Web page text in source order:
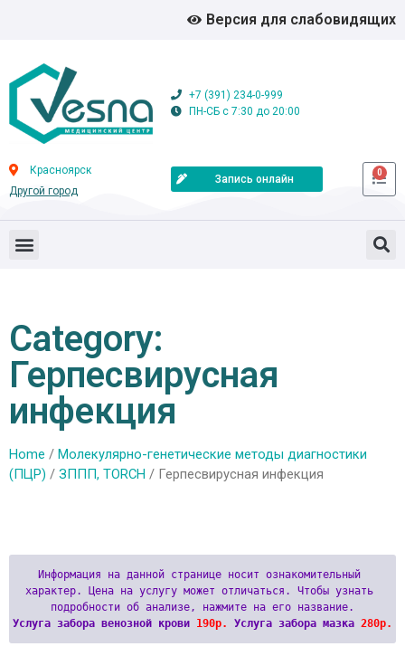
Версия для слабовидящих
+7 (391) 234-0-999
ПН-СБ с 7:30 до 20:00
Красноярск
Другой город
Запись онлайн
0
Category:
Герпесвирусная
инфекция
Home / Молекулярно-генетические методы диагностики
(ПЦР) / ЗППП, TORCH / Герпесвирусная инфекция
Информация на данной странице носит ознакомительный
характер. Цена на услугу может отличаться. Чтобы узнать
Услуга забора венозной крови 190р. Услуга забора мазка 280р.